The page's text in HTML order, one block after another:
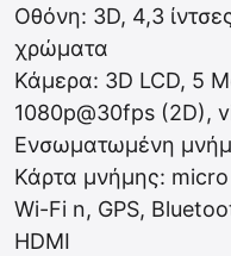
Οθόνη: 3D, 4,3
χρώματα
Κάμερα: 3D LCD, 5
1080p@30fps (2D),
Ενσωματωμένη
Κάρτα μνήμης:
Wi-Fi n, GPS,
HDMI